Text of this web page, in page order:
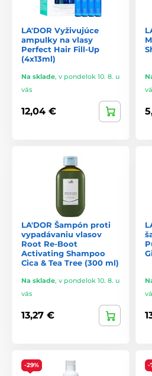
Profesionálna kvalita pre
Široká ponuka produktov
pre
potreby.
Kombinácia prírodných zložiek
La’dor v našom
V našom e-shope nájdeteširoký
až po výživné masky – La’dor
vlasov a každú potrebu.
spoliehajú profesionáli
– a
salónu s La’dor.
LA'DOR Vyživujúce
ampulky na vlasy
Perfect Hair Fill-Up
(4x13ml)
Na sklade, v pondelok 10. 8. u
vás
12,04 €
LA'DOR Šampón proti
vypadávaniu vlasov
Root Re-Boot
Activating Shampoo
Cica & Tea Tree (300 ml)
Na sklade, v pondelok 10. 8. u
vás
13,27 €
-29% -